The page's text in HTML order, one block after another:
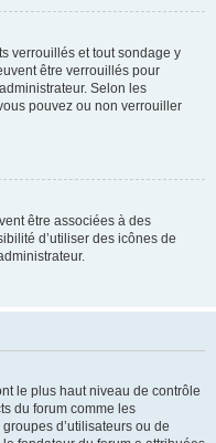
verrouillés et tout sondage y
être verrouillés pour
Selon les
pouvez ou non verrouiller
être associées à des
d’utiliser des icônes de
le plus haut niveau de contrôle
du forum comme les
d’utilisateurs ou de